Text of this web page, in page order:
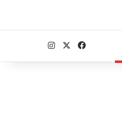
فيسبوكانستقرام